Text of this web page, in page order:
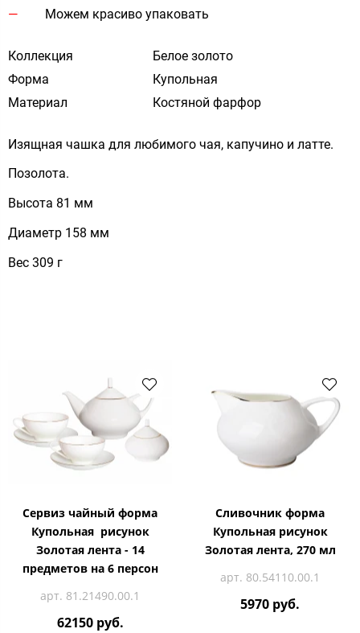
Можем красиво упаковать
Коллекция
Белое золото
Форма
Купольная
Материал
Костяной фарфор
Изящная чашка для любимого чая, капучино и латте.
Позолота.
Высота 81 мм
Диаметр 158 мм
Вес 309 г
Сервиз чайный форма
Купольная рисунок
Золотая лента - 14
предметов на 6 персон
арт. 81.21490.00.1
62150 руб.
Сливочник форма
Купольная рисунок
Золотая лента, 270 мл
арт. 80.54110.00.1
5970 руб.